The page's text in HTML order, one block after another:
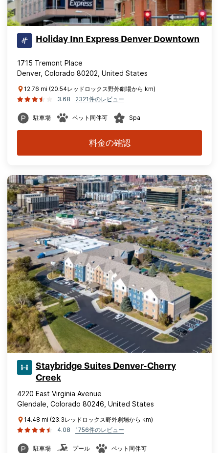
Holiday Inn Express Denver Downtown
1715 Tremont Place
Denver, Colorado 80202, United States
12.76 mi (20.54レッドロックス野外劇場から km)
3.68
2321件のレビュー
駐車場 ペット同伴可 Spa
料金の確認
Staybridge Suites Denver-Cherry
Creek
4220 East Virginia Avenue
Glendale, Colorado 80246, United States
14.48 mi (23.3レッドロックス野外劇場から km)
4.08
1756件のレビュー
駐車場 プール ペット同伴可